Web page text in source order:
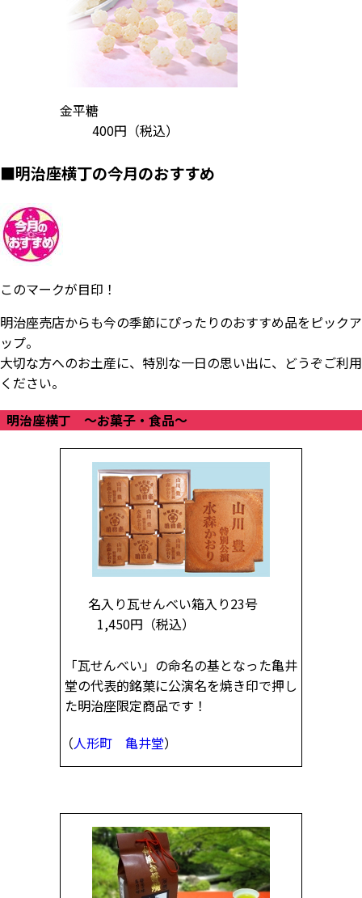
金平糖
400円 （税込）
■明治座横丁の今月のおすすめ
このマークが目印！
明治座売店からも今の季節にぴったりのおすすめ品をピックア
ップ。
大切な方へのお土産に、特別な一日の思い出に、どうぞご利用
ください。
明治座横丁 ～お菓子・食品～
名入り瓦せんべい箱入り23号
1,450円 （税込）
「瓦せんべい」の命名の基となった亀井
堂の代表的銘菓に公演名を焼き印で押し
た明治座限定商品です！
（人形町 亀井堂）